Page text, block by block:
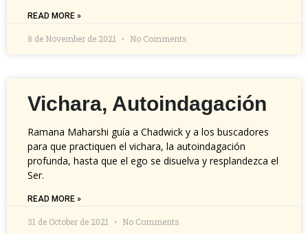
READ MORE »
8 de November de 2021 No Comments
Vichara, Autoindagación
Ramana Maharshi guía a Chadwick y a los buscadores
para que practiquen el vichara, la autoindagación
profunda, hasta que el ego se disuelva y resplandezca el
Ser.
READ MORE »
31 de October de 2021 No Comments